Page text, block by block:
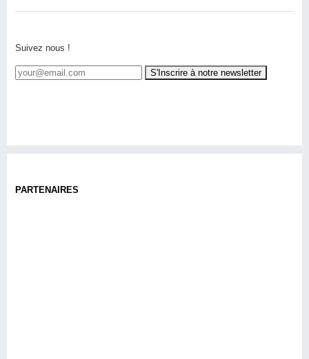
Suivez nous !
PARTENAIRES